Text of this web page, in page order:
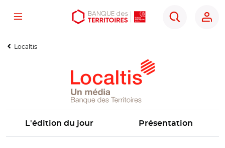
Aller
contenu
Aller
menu
Ouvrir
outils
Menu
Rechercher
Localtis
L'édition du jour Présentation